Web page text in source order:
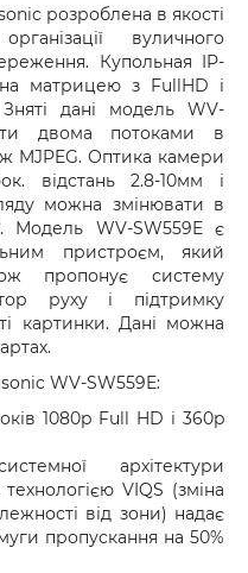
розроблена в якості
вуличного
Купольная IP-
матрицею з FullHD і
дані модель WV-
двома потоками в
MJPEG. Оптика камери
відстань 2.8-10мм і
можна змінювати в
WV-SW559E є
пристроєм, який
пропонує систему
руху і підтримку
картинки. Дані можна
WV-SW559E:
1080p Full HD і 360p
архітектури
VIQS (зміна
від зони) надає
пропускання на 50%